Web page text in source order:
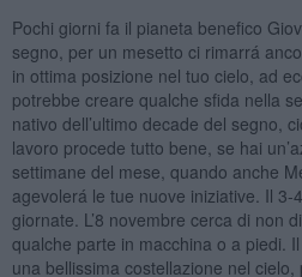
Pochi giorni fa il pianeta benefico
segno, per un mesetto ci rimarrá
in ottima posizione nel tuo cielo, ad
potrebbe creare qualche sfida nella
nativo dell’ultimo decade del segno,
lavoro procede tutto bene, se hai
settimane del mese, quando anche
agevolerá le tue nuove iniziative. Il
giornate. L’8 novembre cerca di non
qualche parte in macchina o a piedi.
una bellissima costellazione nel